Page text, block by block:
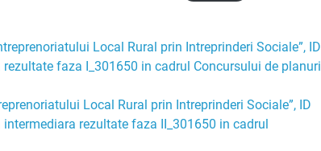
Local Rural prin Intreprinderi Sociale”, ID
faza I_301650 in cadrul Concursului de planuri
Local Rural prin Intreprinderi Sociale”, ID
rezultate faza II_301650 in cadrul